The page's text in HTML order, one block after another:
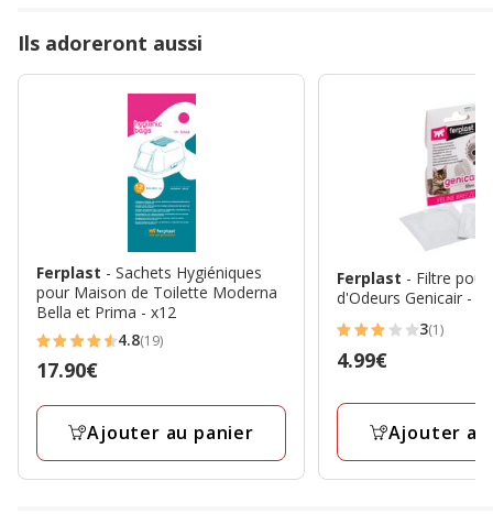
Ils adoreront aussi
Ferplast - Sachets Hygiéniques
pour Maison de Toilette Moderna
Bella et Prima - x12
4.8
étoiles
avec
avis
4.8(19)
Prix
17.90€
Ajouter au panier
Ferplast - Filtre
d'Odeurs Genicair - x2
3
étoiles
3(1)
Prix
4.99€
Ajouter